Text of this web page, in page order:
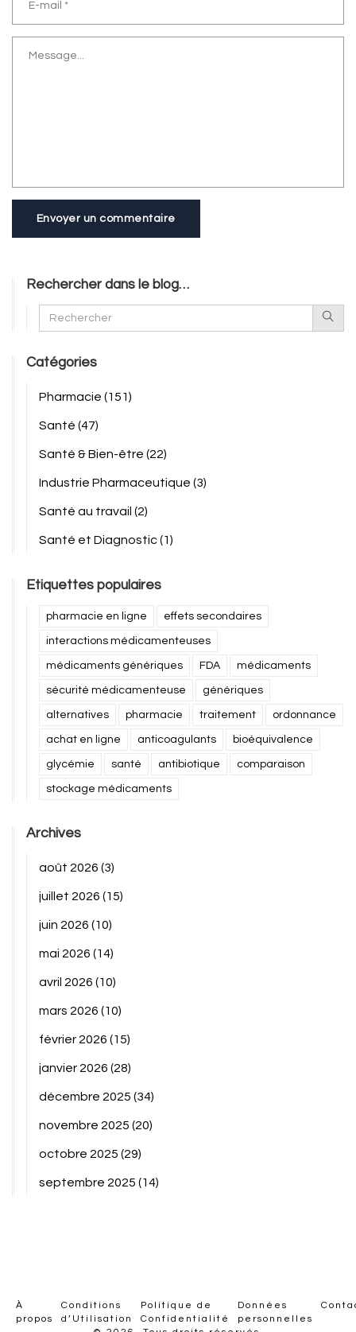
Envoyer un commentaire
Rechercher dans le blog…
Catégories
Pharmacie (151)
Santé (47)
Santé & Bien-être (22)
Industrie Pharmaceutique (3)
Santé au travail (2)
Santé et Diagnostic(1)
Etiquettes populaires
pharmacie en ligne effets secondaires
interactions médicamenteuses
médicaments génériques FDA médicaments
sécurité médicamenteuse génériques
alternatives pharmacie traitement ordonnance
achat en ligne anticoagulants bioéquivalence
glycémie santé antibiotique comparaison
stockage médicaments
Archives
août 2026 (3)
juillet 2026 (15)
juin 2026 (10)
mai 2026 (14)
avril 2026 (10)
mars 2026 (10)
février 2026 (15)
janvier 2026 (28)
décembre 2025 (34)
novembre 2025 (20)
octobre 2025 (29)
septembre 2025 (14)
À
propos
Conditions
d’Utilisation
Politique de
Confidentialité
Données
personnelles